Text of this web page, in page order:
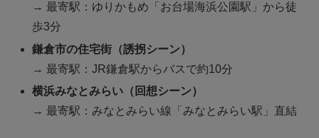
→ 最寄駅：ゆりかもめ「お台場海浜公園駅」から徒
歩3分
鎌倉市の住宅街（誘拐シーン）
→ 最寄駅：JR鎌倉駅からバスで約10分
横浜みなとみらい（回想シーン）
→ 最寄駅：みなとみらい線「みなとみらい駅」直結